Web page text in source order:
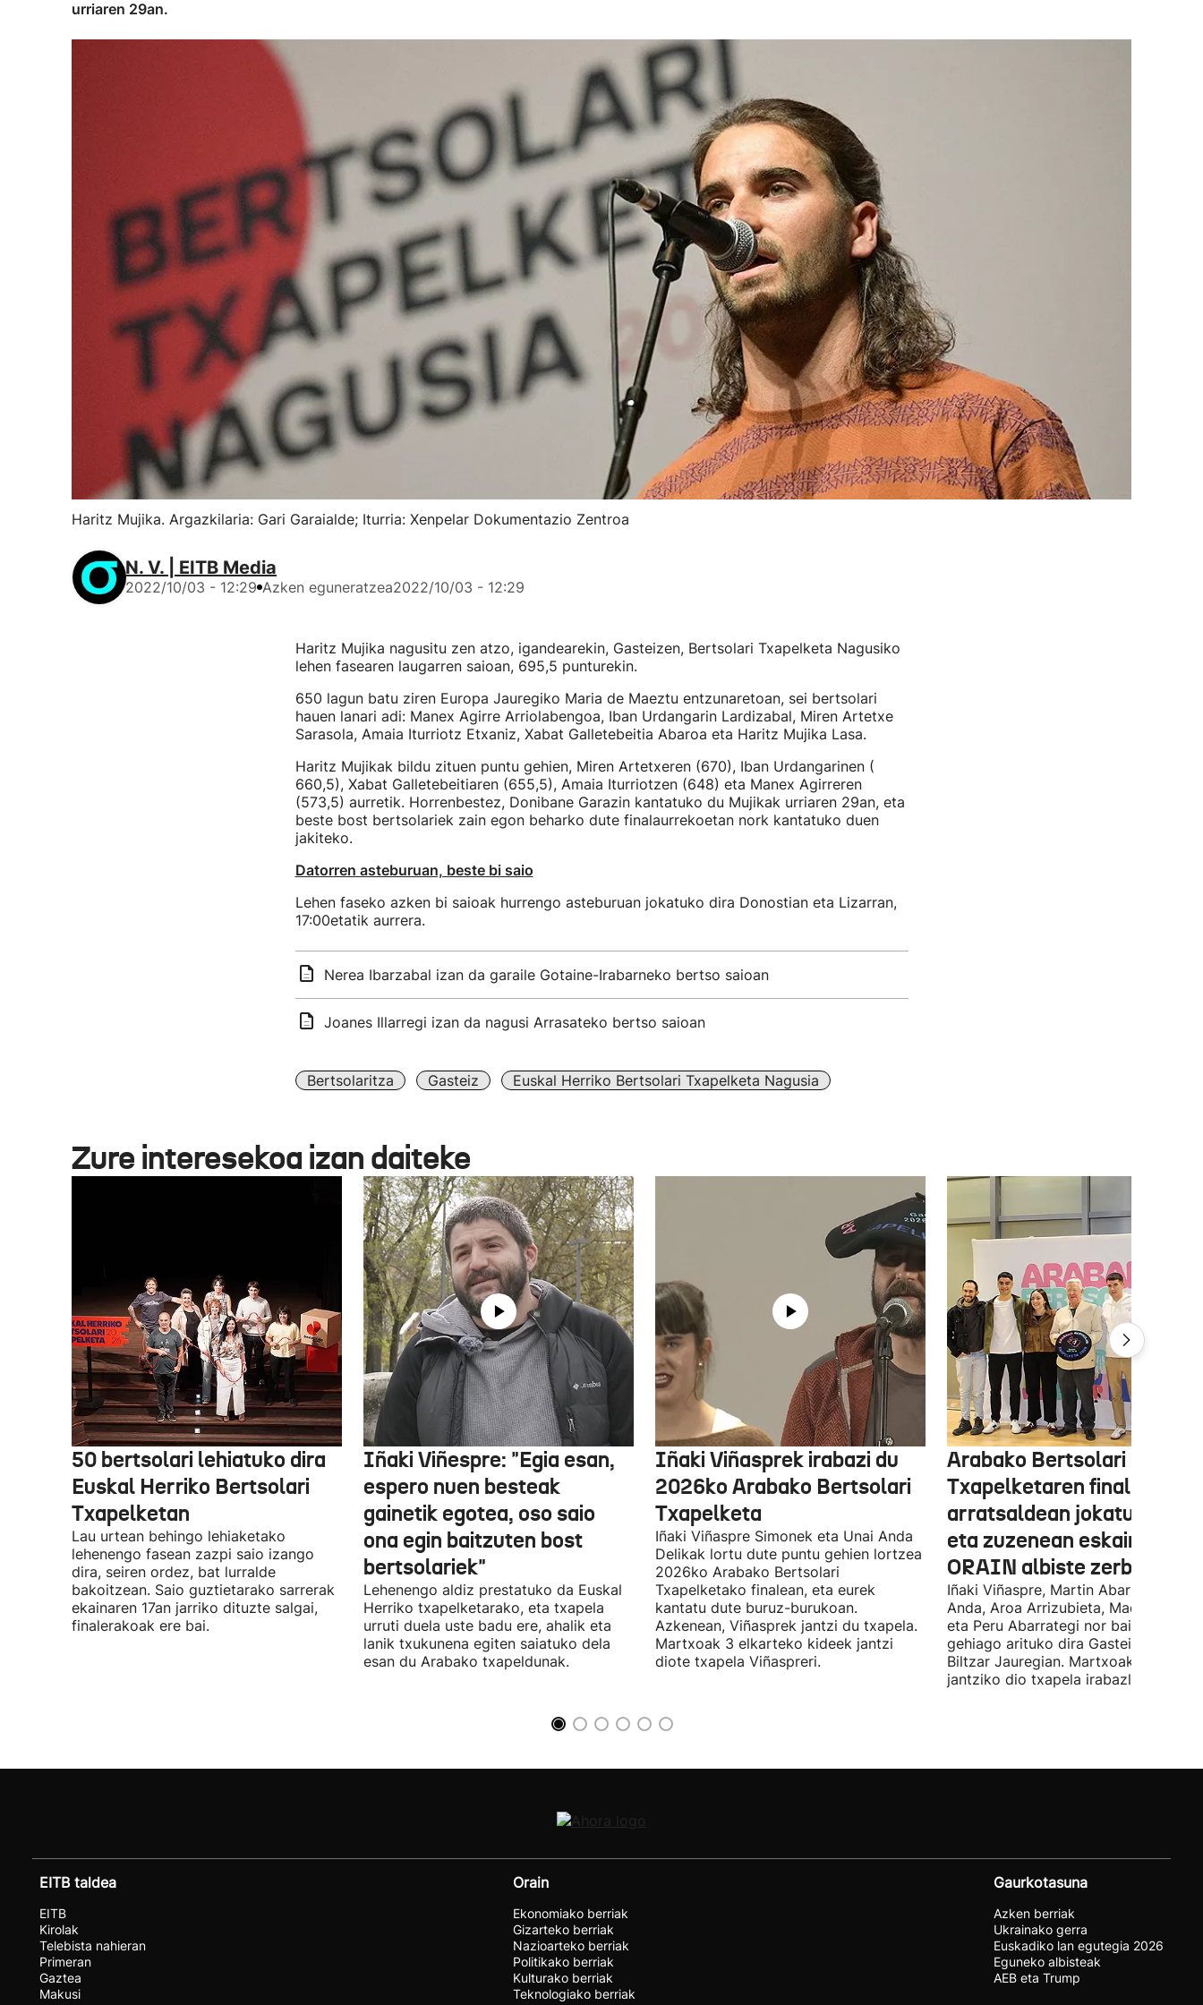
urriaren 29an.
Haritz Mujika. Argazkilaria: Gari Garaialde; Iturria: Xenpelar Dokumentazio Zentroa
N. V. | EITB Media
2022/10/03 - 12:29 Azken eguneratzea2022/10/03 - 12:29
Haritz Mujika nagusitu zen atzo, igandearekin, Gasteizen, Bertsolari Txapelketa Nagusiko
lehen fasearen laugarren saioan, 695,5 punturekin.
650 lagun batu ziren Europa Jauregiko Maria de Maeztu entzunaretoan, sei bertsolari
hauen lanari adi: Manex Agirre Arriolabengoa, Iban Urdangarin Lardizabal, Miren Artetxe
Sarasola, Amaia Iturriotz Etxaniz, Xabat Galletebeitia Abaroa eta Haritz Mujika Lasa.
Haritz Mujikak bildu zituen puntu gehien, Miren Artetxeren (670), Iban Urdangarinen (
660,5), Xabat Galletebeitiaren (655,5), Amaia Iturriotzen (648) eta Manex Agirreren
(573,5) aurretik. Horrenbestez, Donibane Garazin kantatuko du Mujikak urriaren 29an, eta
beste bost bertsolariek zain egon beharko dute finalaurrekoetan nork kantatuko duen
jakiteko.
Datorren asteburuan, beste bi saio
Lehen faseko azken bi saioak hurrengo asteburuan jokatuko dira Donostian eta Lizarran,
17:00etatik aurrera.
Nerea Ibarzabal izan da garaile Gotaine-Irabarneko bertso saioan
Joanes Illarregi izan da nagusi Arrasateko bertso saioan
Bertsolaritza Gasteiz Euskal Herriko Bertsolari Txapelketa Nagusia
Zure interesekoa izan daiteke
50 bertsolari lehiatuko dira
Euskal Herriko Bertsolari
Txapelketan
Lau urtean behingo lehiaketako
lehenengo fasean zazpi saio izango
dira, seiren ordez, bat lurralde
bakoitzean. Saio guztietarako sarrerak
ekainaren 17an jarriko dituzte salgai,
finalerakoak ere bai.
Iñaki Viñespre: "Egia esan,
espero nuen besteak
gainetik egotea, oso saio
ona egin baitzuten bost
bertsolariek"
Lehenengo aldiz prestatuko da Euskal
Herriko txapelketarako, eta txapela
urruti duela uste badu ere, ahalik eta
lanik txukunena egiten saiatuko dela
esan du Arabako txapeldunak.
Iñaki Viñasprek irabazi du
2026ko Arabako Bertsolari
Txapelketa
Iñaki Viñaspre Simonek eta Unai Anda
Delikak lortu dute puntu gehien lortzea
2026ko Arabako Bertsolari
Txapelketako finalean, eta eurek
kantatu dute buruz-burukoan.
Azkenean, Viñasprek jantzi du txapela.
Martxoak 3 elkarteko kideek jantzi
diote txapela Viñaspreri.
Arabako Bertsolari
Txapelketaren finala gaur
arratsaldean jokatuko da
eta zuzenean eskainiko du
ORAIN albiste zerbitzuak
Iñaki Viñaspre, Martin Abarrategi,
Anda, Aroa Arrizubieta, Maddi Agirre
eta Peru Abarrategi nor baino nor
gehiago arituko dira Gasteizen,
Biltzar Jauregian. Martxoak 3
jantziko dio txapela irabazleari.
EITB taldea
EITB
Kirolak
Telebista nahieran
Primeran
Gaztea
Makusi
Orain
Ekonomiako berriak
Gizarteko berriak
Nazioarteko berriak
Politikako berriak
Kulturako berriak
Teknologiako berriak
Gaurkotasuna
Azken berriak
Ukrainako gerra
Euskadiko lan egutegia 2026
Eguneko albisteak
AEB eta Trump